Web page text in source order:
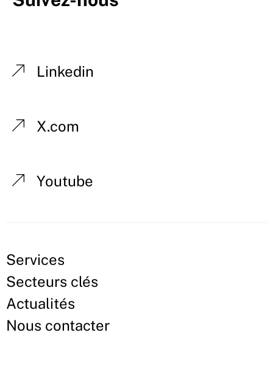
Linkedin
X.com
Youtube
Services
Secteurs clés
Actualités
Nous contacter